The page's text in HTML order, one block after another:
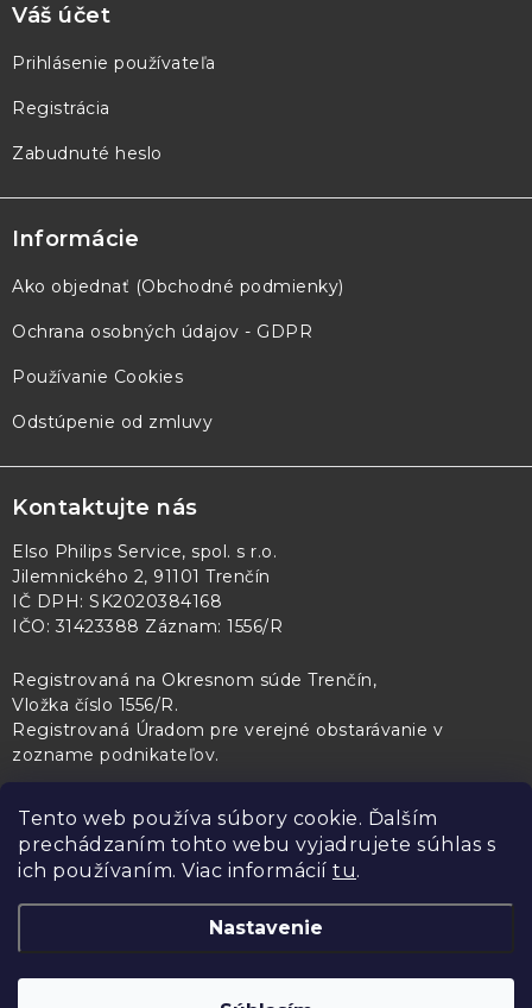
Tento web používa súbory cookie. Ďalším
prechádzaním tohto webu vyjadrujete súhlas s
ich používaním. Viac informácií tu.
Nastavenie
Váš účet
Prihlásenie používateľa
Registrácia
Zabudnuté heslo
Informácie
Ako objednať (Obchodné podmienky)
Ochrana osobných údajov - GDPR
Používanie Cookies
Odstúpenie od zmluvy
Kontaktujte nás
Elso Philips Service, spol. s r.o.
Jilemnického 2, 91101 Trenčín
IČ DPH: SK2020384168
IČO: 31423388 Záznam: 1556/R
Registrovaná na Okresnom súde Trenčín,
Vložka číslo 1556/R.
Registrovaná Úradom pre verejné obstarávanie v
zozname podnikateľov.
PL Servis Kontroltech Technický skúšobný ústav Piešťany
Copyright 2026
Upraviť